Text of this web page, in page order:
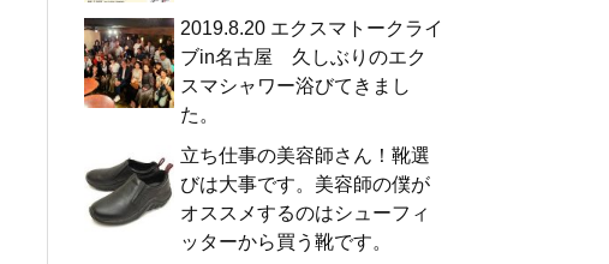
2019.8.20 エクスマトークライ
ブin名古屋 久しぶりのエク
スマシャワー浴びてきまし
た。
立ち仕事の美容師さん！靴選
びは大事です。美容師の僕が
オススメするのはシューフィ
ッターから買う靴です。